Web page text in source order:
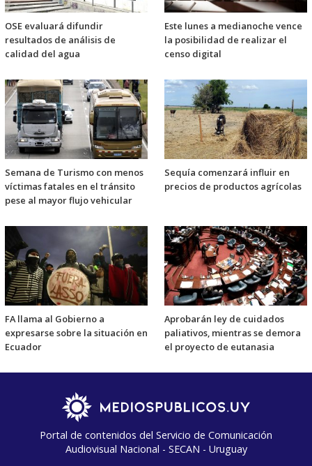
OSE evaluará difundir
resultados de análisis de
calidad del agua
Este lunes a medianoche vence
la posibilidad de realizar el
censo digital
Semana de Turismo con menos
víctimas fatales en el tránsito
pese al mayor flujo vehicular
Sequía comenzará influir en
precios de productos agrícolas
FA llama al Gobierno a
expresarse sobre la situación en
Ecuador
Aprobarán ley de cuidados
paliativos, mientras se demora
el proyecto de eutanasia
Portal de contenidos del Servicio de Comunicación
Audiovisual Nacional - SECAN - Uruguay